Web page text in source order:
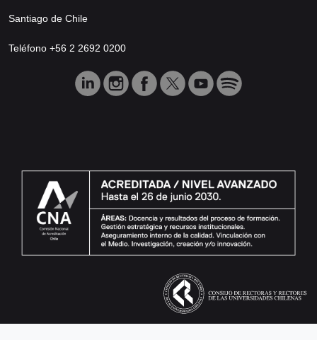
Santiago de Chile
Teléfono +56 2 2692 0200